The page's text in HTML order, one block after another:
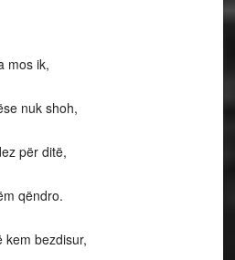
mos ik,
nuk shoh,
për ditë,
qëndro.
kem bezdisur,